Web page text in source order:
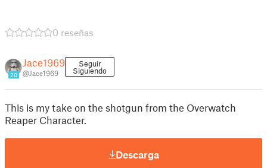
0 reseñas
20
Jace1969
@Jace1969
Seguir
Siguiendo
This is my take on the shotgun from the Overwatch
Reaper Character.
Descarga